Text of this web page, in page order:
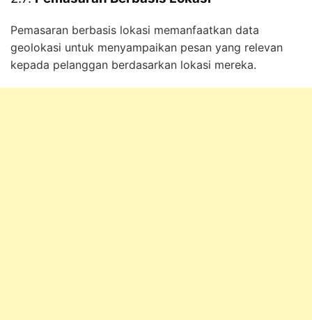
Pemasaran berbasis lokasi memanfaatkan data
geolokasi untuk menyampaikan pesan yang relevan
kepada pelanggan berdasarkan lokasi mereka.